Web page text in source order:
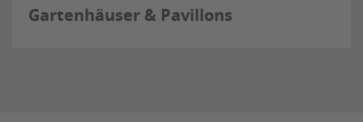
Gartenhäuser & Pavillons